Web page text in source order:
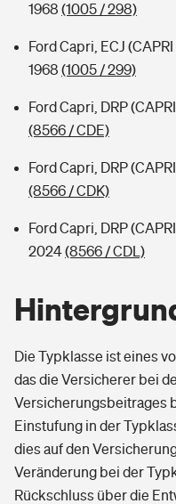
1968 (1005 / 298)
Ford Capri, ECJ
1968 (1005 / 299)
Ford Capri, DRP
(8566 / CDE)
Ford Capri, DRP
(8566 / CDK)
Ford Capri, DRP
2024(8566 / CDL)
Die Typklasse ist eines
das die Versicherer bei
Versicherungsbeitrages
Einstufung in der
dies auf den
Veränderung bei der
Rückschluss über die